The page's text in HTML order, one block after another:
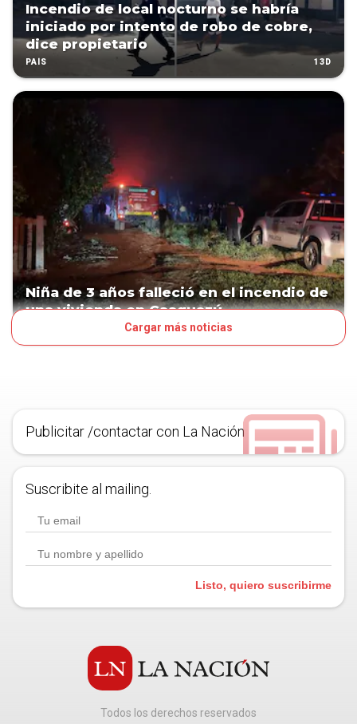
Incendio de local nocturno se habría
iniciado por intento de robo de cobre,
dice propietario
PAÍS 13D
Niña de 3 años falleció en el incendio de
una vivienda en Caaguazú
Cargar más noticias
Publicitar /contactar con La Nación
Suscribite al mailing.
Listo, quiero suscribirme
Todos los derechos reservados